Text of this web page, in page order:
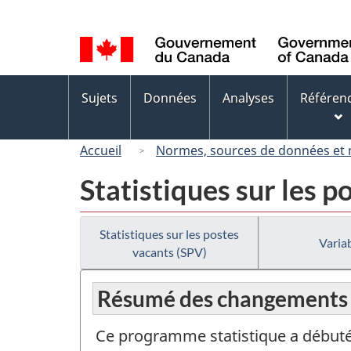
de
la
langue
des
Sujets Données Analyses
Accueil Normes, sources de données et
Statistiques sur les
Statistiques sur les postes
vacants (SPV)
Résumé des changements
Ce programme statistique a